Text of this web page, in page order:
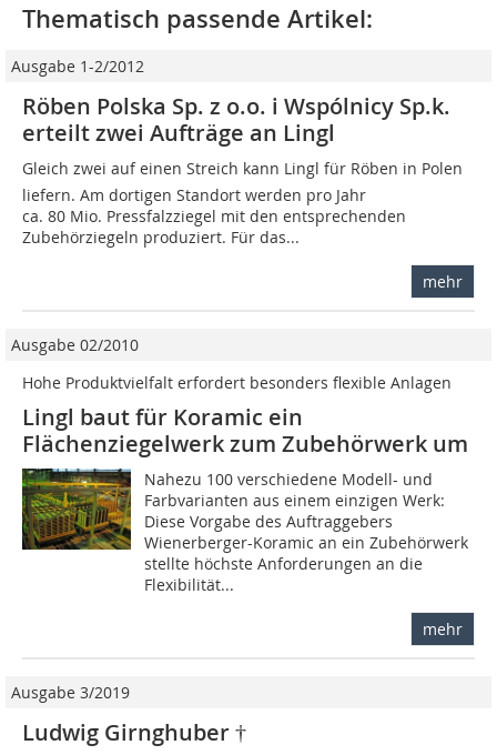
Thematisch passende Artikel:
Ausgabe 1-2/2012
Röben Polska Sp. z o.o. i Wspólnicy Sp.k.
erteilt zwei Aufträge an Lingl
Gleich zwei auf einen Streich kann Lingl für Röben in Polen
liefern. Am dortigen Standort werden pro Jahr
ca. 80 Mio. Pressfalzziegel mit den entsprechenden
Zubehörziegeln produziert. Für das...
mehr
Ausgabe 02/2010
Hohe Produktvielfalt erfordert besonders flexible Anlagen
Lingl baut für Koramic ein
Flächenziegelwerk zum Zubehörwerk um
Nahezu 100 verschiedene Modell- und
Farbvarianten aus einem einzigen Werk:
Diese Vorgabe des Auftraggebers
Wienerberger-Koramic an ein Zubehörwerk
stellte höchste Anforderungen an die
Flexibilität...
mehr
Ausgabe 3/2019
Ludwig Girnghuber †